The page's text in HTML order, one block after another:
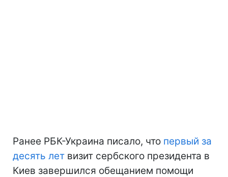
Ранее РБК-Украина писало, что первый за
десять лет визит сербского президента в
Киев завершился обещанием помощи